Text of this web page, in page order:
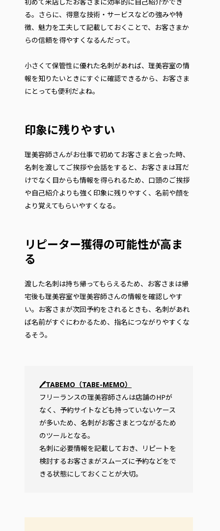
る。さらに、得意な技術・サービスなどの強みや特
徴、魅力を工夫して記載しておくことで、お客さまか
らの信頼を得やすくなるんだって。
小さくて保管性に優れた名刺があれば、理美容室の情
報を知りたいときにすぐに確認できるから、お客さま
にとっても便利だよね。
印象に残りやすい
理美容師さんがお仕事で初めてお客さまと会った時、
名刺を渡してご挨拶や会話をすると、お客さまは耳だ
けでなく目からも情報を得られるため、口頭のご挨拶
や自己紹介よりも強く印象に残りやすく、名前や顔を
より覚えてもらいやすくなる。
リピーター獲得の可能性が高ま
る
渡した名刺は持ち帰ってもらえるため、お客さまは帰
宅後も理美容室や理美容師さんの情報を確認しやす
い。お客さまが次回予約をされるときも、名刺があれ
ば名前がすぐにわかるため、指名につながりやすくな
るそう。
🖊TABEMO（TABE-MEMO）
フリーランスの理美容師さんは店舗のHPが
なく、予約サイトなども持っていないケース
が多いため、名刺がお客さまとつながるため
のツールとなる。
名刺に必要情報を記載しておき、リピートを
検討するお客さまがスムーズに予約などをで
きる状態にしておくことが大切。